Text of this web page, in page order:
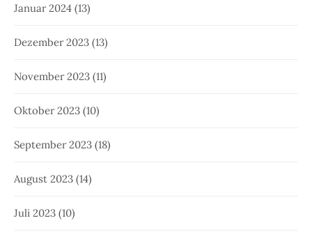
Januar 2024 (13)
Dezember 2023 (13)
November 2023 (11)
Oktober 2023 (10)
September 2023 (18)
August 2023 (14)
Juli 2023 (10)